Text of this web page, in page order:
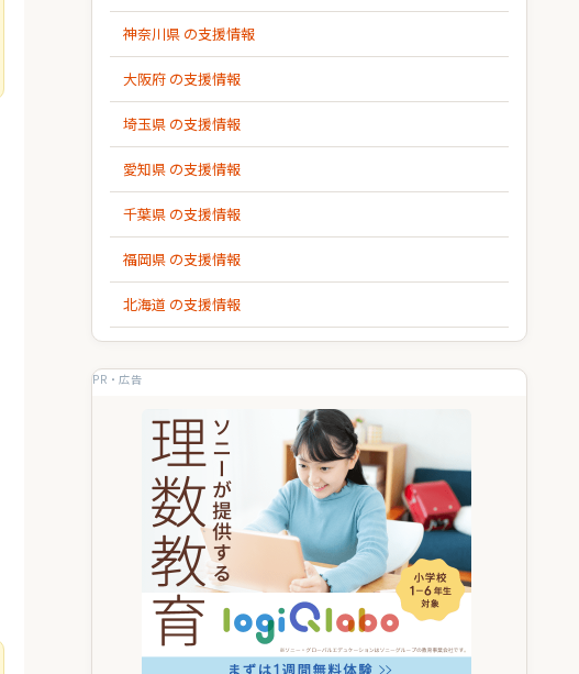
神奈川県 の支援情報
大阪府 の支援情報
埼玉県 の支援情報
愛知県 の支援情報
千葉県 の支援情報
福岡県 の支援情報
北海道 の支援情報
PR・広告